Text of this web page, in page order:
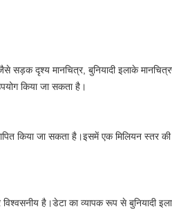
सड़क दृश्य मानचित्र, बुनियादी इलाके
किया जा सकता है।
किया जा सकता है।इसमें एक मिलियन स्तर
विश्वसनीय है।डेटा का व्यापक रूप से बुनियादी